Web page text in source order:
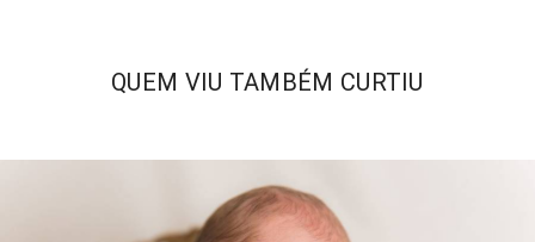
QUEM VIU TAMBÉM CURTIU